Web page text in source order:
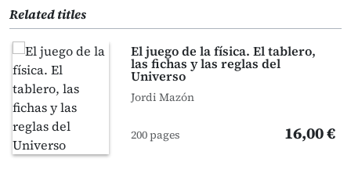
Related titles
El juego de la física. El tablero,
las fichas y las reglas del
Universo
Jordi Mazón
200 pages 16,00 €